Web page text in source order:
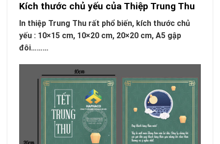
Kích thước chủ yếu của Thiệp Trung Thu
In thiệp Trung Thu rất phổ biến, kích thước chủ
yếu : 10×15 cm, 10×20 cm, 20×20 cm, A5 gập
đôi………